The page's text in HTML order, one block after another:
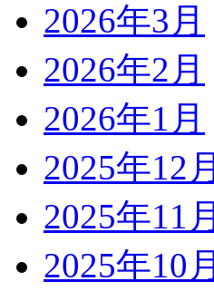
2026年3月
2026年2月
2026年1月
2025年12月
2025年11月
2025年10月